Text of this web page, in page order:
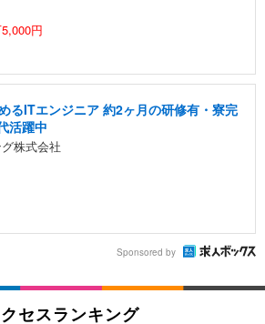
円
るITエンジニア 約2ヶ月の研修有・寮完
活躍中
株式会社
Sponsored by
セスランキング